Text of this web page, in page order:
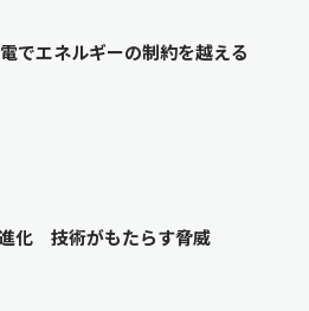
でエネルギーの制約を越える
化 技術がもたらす脅威